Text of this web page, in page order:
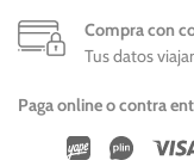
Compra con
Tus datos
Paga online o contra
Wirecard
Vipps